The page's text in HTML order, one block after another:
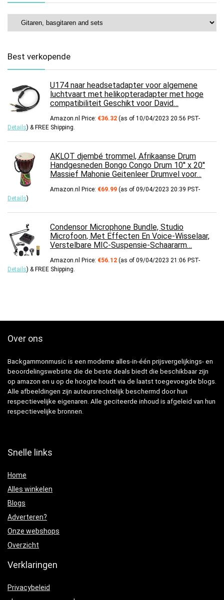
Best verkopende
U174 naar headsetadapter voor algemene
luchtvaart met helikopteradapter met hoge
compatibiliteit Geschikt voor David…
Amazon.nl Price: €36.32 (as of 10/04/2023 20:56 PST-
Details) & FREE Shipping.
AKLOT djembé trommel, Afrikaanse Drum
Handgesneden Bongo Congo Drum 10'' x 20''
Massief Mahonie Geitenleer Drumvel voor…
Amazon.nl Price: €69.99 (as of 09/04/2023 20:39 PST-
Details)
Condensor Microphone Bundle, Studio
Microfoon, Met Effecten En Voice-Wisselaar,
Verstelbare MIC-Suspensie-Schaararm…
Amazon.nl Price: €56.12 (as of 09/04/2023 21:06 PST-
Details) & FREE Shipping.
Over ons
Backgammonmusic is een moderne alles-in-één prijsvergelijkings- en
beoordelingswebsite die de beste deals biedt die beschikbaar zijn
op amazon en u op de hoogte houdt via de laatst toegevoegde blogs.
Alle afbeeldingen zijn auteursrechtelijk beschermd door hun
respectievelijke eigenaren. Alle geciteerde inhoud is afgeleid van hun
respectievelijke bronnen.
Snelle links
Home
Alles winkelen
Blogs
Adverteren?
Onze webshops
Overzicht
Verklaringen
Privacybeleid